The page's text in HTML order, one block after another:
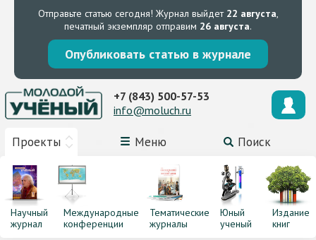
Отправьте статью сегодня! Журнал выйдет 22 августа,
печатный экземпляр отправим 26 августа.
Опубликовать статью в журнале
Проекты Меню Поиск
+7 (843) 500-57-53
info@moluch.ru
Научный
журнал
Международные
конференции
Тематические
журналы
Юный
ученый
Издание
книг